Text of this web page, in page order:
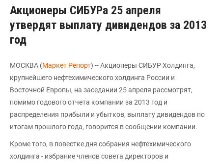
Акционеры СИБУРа 25 апреля
утвердят выплату дивидендов за 2013
год
МОСКВА (Маркет Репорт) -- Акционеры СИБУР Холдинга,
крупнейшего нефтехимического холдинга России и
Восточной Европы, на заседании 25 апреля рассмотрят,
помимо годового отчета компании за 2013 год и
распределения прибыли и убытков, выплату дивидендов по
итогам прошлого года, говорится в сообщении компании.
Кроме того, в повестке дня собрания нефтехимического
холдинга - избрание членов совета директоров и